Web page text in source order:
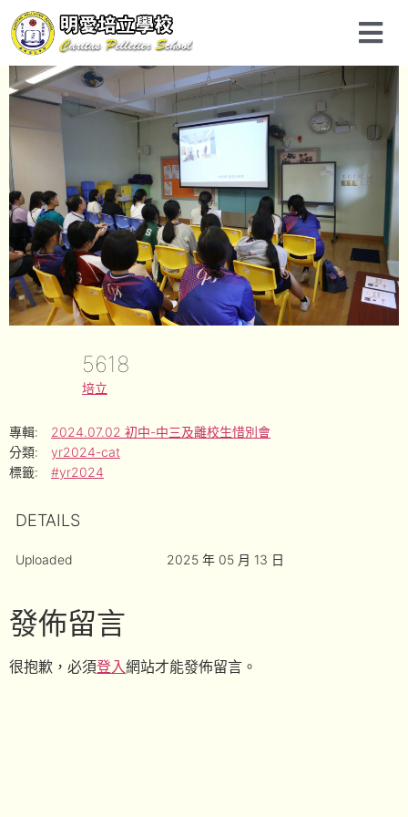
5618
培立
專輯:
2024.07.02 初中-中三及離校生惜別會
分類:
yr2024-cat
標籤:
#yr2024
DETAILS
Uploaded 2025 年 05 月 13 日
發佈留言
很抱歉，必須登入網站才能發佈留言。